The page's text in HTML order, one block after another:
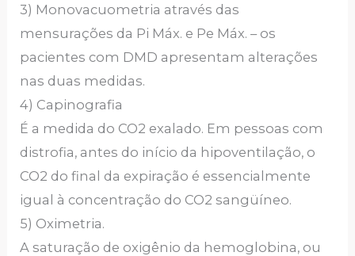
3) Monovacuometria através das
mensurações da Pi Máx. e Pe Máx. – os
pacientes com DMD apresentam alterações
nas duas medidas.
4) Capinografia
É a medida do CO2 exalado. Em pessoas com
distrofia, antes do início da hipoventilação, o
CO2 do final da expiração é essencialmente
igual à concentração do CO2 sangüíneo.
5) Oximetria.
A saturação de oxigênio da hemoglobina, ou